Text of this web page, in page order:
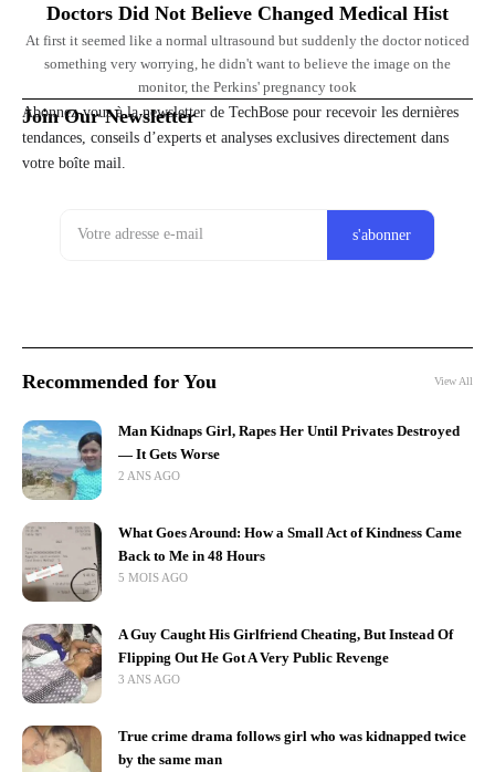
Doctors Did Not Believe Changed Medical Hist
At first it seemed like a normal ultrasound but suddenly the doctor noticed
something very worrying, he didn't want to believe the image on the
monitor, the Perkins' pregnancy took
Join Our Newsletter
Abonnez-vous à la newsletter de TechBose pour recevoir les dernières
tendances, conseils d’experts et analyses exclusives directement dans
votre boîte mail.
Recommended for You View All
Man Kidnaps Girl, Rapes Her Until Privates Destroyed
— It Gets Worse
2 ANS AGO
What Goes Around: How a Small Act of Kindness Came
Back to Me in 48 Hours
5 MOIS AGO
A Guy Caught His Girlfriend Cheating, But Instead Of
Flipping Out He Got A Very Public Revenge
3 ANS AGO
True crime drama follows girl who was kidnapped twice
by the same man